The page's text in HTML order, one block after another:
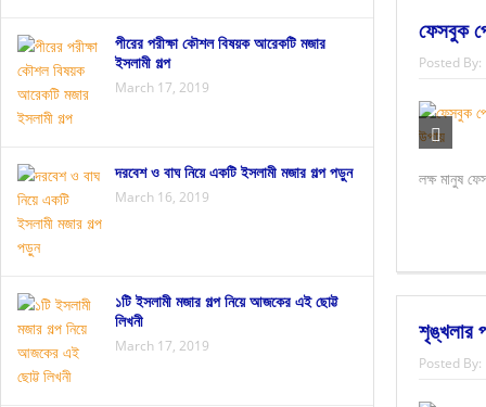
ফেসবুক
Posted By:
লক্ষ মানুষ
শৃঙ্খলার
Posted By:
পীরের পরীক্ষা কৌশল বিষয়ক আরেকটি মজার
ইসলামী গল্প
March 17, 2019
দরবেশ ও বাঘ নিয়ে একটি ইসলামী মজার গল্প পড়ুন
March 16, 2019
১টি ইসলামী মজার গল্প নিয়ে আজকের এই ছোট্ট
লিখনী
March 17, 2019